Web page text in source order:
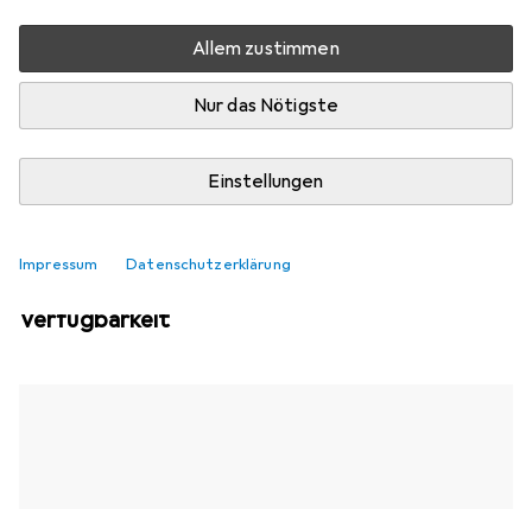
Allem zustimmen
Nur das Nötigste
Einstellungen
Impressum Datenschutzerklärung
Vergleichen Merken
Verfügbarkeit